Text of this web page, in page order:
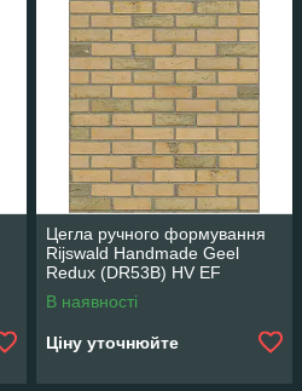
Цегла ручного формування
Rijswald Handmade Geel
Redux (DR53B) HV EF
215x100x65
В наявності
Ціну уточнюйте